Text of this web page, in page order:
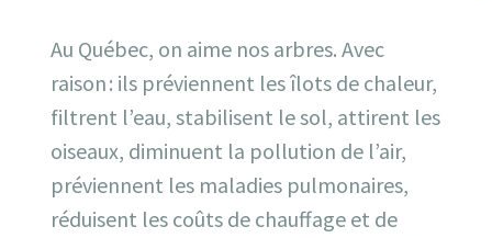
Au Québec, on aime nos arbres. Avec
raison : ils préviennent les îlots de chaleur,
filtrent l’eau, stabilisent le sol, attirent les
oiseaux, diminuent la pollution de l’air,
préviennent les maladies pulmonaires,
réduisent les coûts de chauffage et de